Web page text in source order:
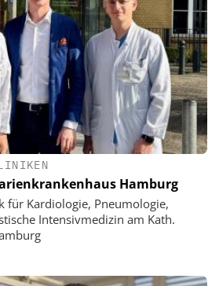
Hamburg
für Kardiologie, Pneumologie,
Intensivmedizin am Kath.